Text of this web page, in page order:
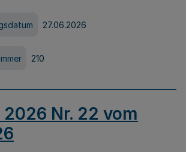
27.06.2026
210
2026 Nr. 22 vom